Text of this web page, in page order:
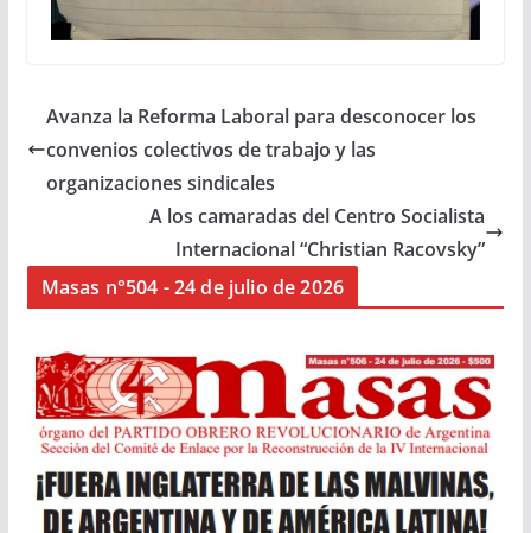
Avanza la Reforma Laboral para desconocer los
convenios colectivos de trabajo y las
organizaciones sindicales
A los camaradas del Centro Socialista
Internacional “Christian Racovsky”
Masas n°504 - 24 de julio de 2026